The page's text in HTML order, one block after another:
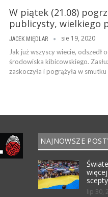
W piątek (21.08)
publicysty, wielkiego
JACEK MIĘDLAR sie 19, 2020
Jak już wszyscy wiecie, odszedł
środowiska kibicowskiego.
zaskoczyła i pogrążyła w
NAJNOWSZE
lip 30,